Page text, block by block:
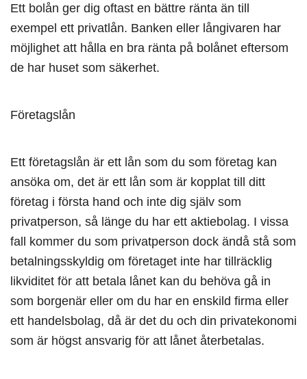
Ett bolån ger dig oftast en bättre ränta än till
exempel ett privatlån. Banken eller långivaren har
möjlighet att hålla en bra ränta på bolånet eftersom
de har huset som säkerhet.
Företagslån
Ett företagslån är ett lån som du som företag kan
ansöka om, det är ett lån som är kopplat till ditt
företag i första hand och inte dig själv som
privatperson, så länge du har ett aktiebolag. I vissa
fall kommer du som privatperson dock ändå stå som
betalningsskyldig om företaget inte har tillräcklig
likviditet för att betala lånet kan du behöva gå in
som borgenär eller om du har en enskild firma eller
ett handelsbolag, då är det du och din privatekonomi
som är högst ansvarig för att lånet återbetalas.